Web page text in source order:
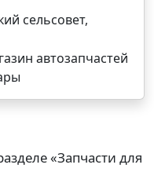
сельсовет,
автозапчастей
«Запчасти для